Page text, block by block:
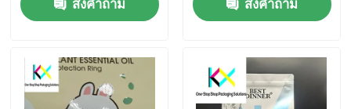
บ้าน
ส่งคำถาม
ส่งคำถาม